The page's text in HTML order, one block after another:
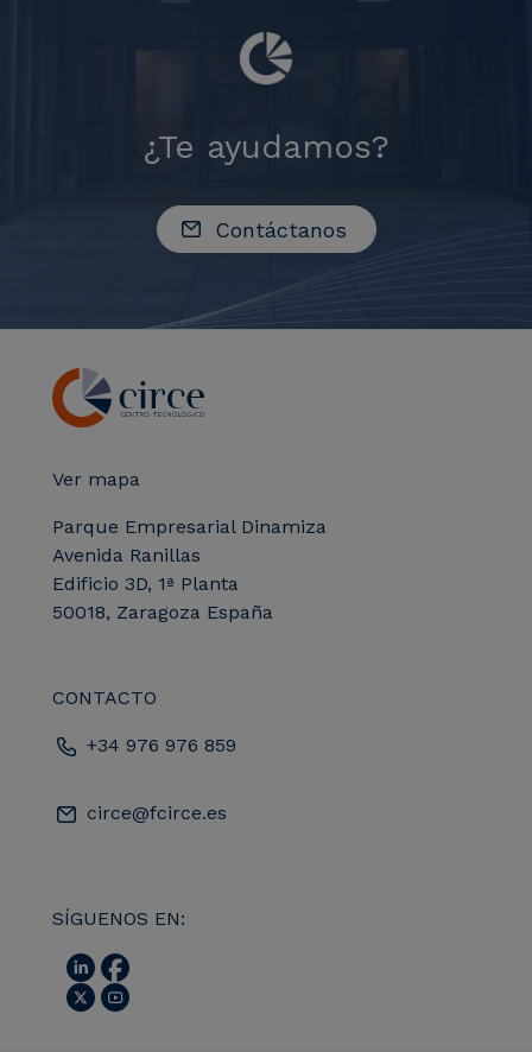
¿Te ayudamos?
Contáctanos
Ver mapa
Parque Empresarial Dinamiza
Avenida Ranillas
Edificio 3D, 1ª Planta
50018, Zaragoza España
CONTACTO
+34 976 976 859
circe@fcirce.es
SÍGUENOS EN: